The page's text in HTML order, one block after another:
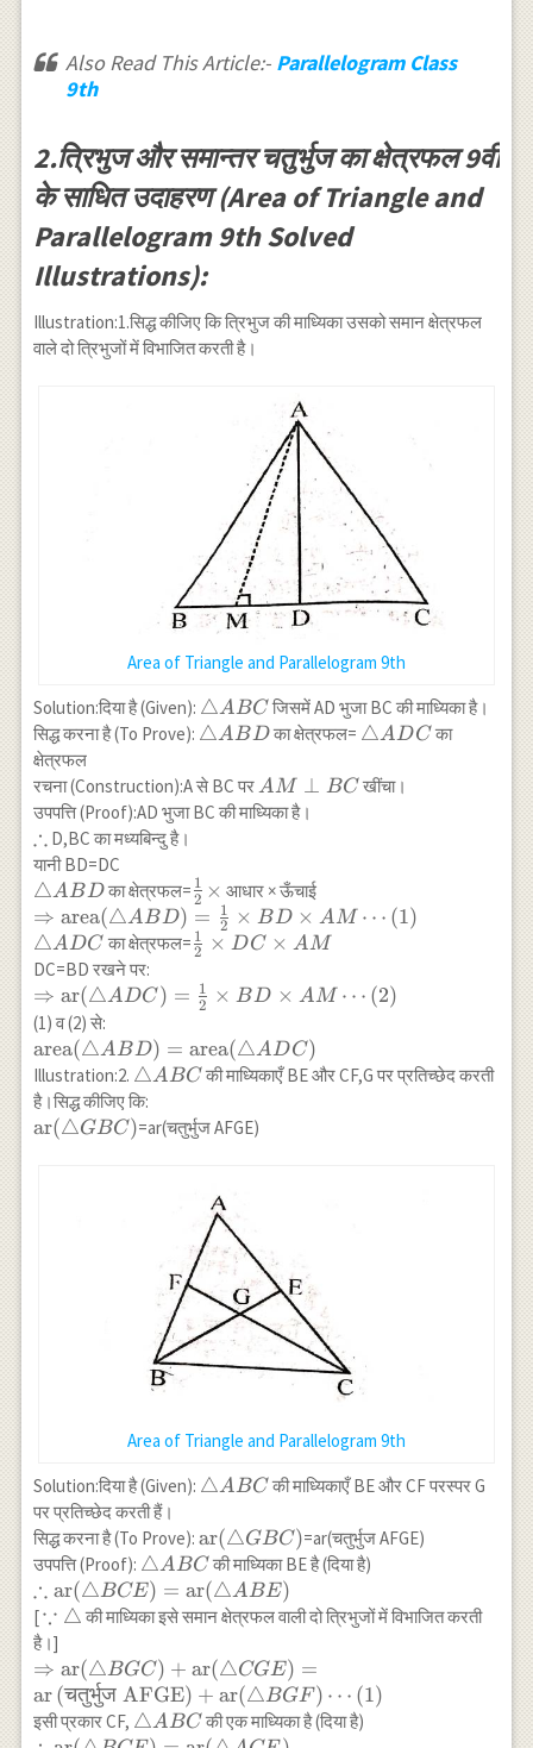
Also Read This Article:- Parallelogram Class
9th
2.त्रिभुज और समान्तर चतुर्भुज का क्षेत्रफल 9वीं
के साधित उदाहरण (Area of Triangle and
Parallelogram 9th Solved
Illustrations):
Illustration:1.सिद्ध कीजिए कि त्रिभुज की माध्यिका उसको समान क्षेत्रफल
वाले दो त्रिभुजों में विभाजित करती है।
Area of Triangle and Parallelogram 9th
Solution:दिया है (Given): \triangle
ABC
△ABC जिसमें AD भुजा BC की माध्यिका है।
सिद्ध करना है (To Prove): \triangle
△ABDका क्षेत्रफल= \triangle
△ADC का
क्षेत्रफल
रचना (Construction):A से BC परAM
\perp
AM ⊥ BC खींचा।
उपपत्ति (Proof):AD भुजा BC की माध्यिका है।
\therefore
∴ D,BC का मध्यबिन्दु है।
यानी BD=DC
\triangle
ABD
△ABDका क्षेत्रफल=\frac{1}
{2}
\times
2
1 × आधार × ऊँचाई
\Rightarrow
\operatorname{area}
(\triangle
ABD)=\frac{1}{2}
\times BD \times
AM \cdots(1) \\
\triangle ADC
⇒ area(△ABD) = 2
1 × BD × AM ⋯ (1)
△ADC का क्षेत्रफल=\frac{1}
\times
DC
\times
AM
2
1 × DC × AM
DC=BD रखने पर:
\Rightarrow
\operatorname{ar}
(\triangle
ADC)=\frac{1}
{2} \times BD
\times AM
\cdots(2)
⇒ ar(△ADC) = 2
1 × BD × AM ⋯ (2)
(1) व (2) से:
\operatorname{area}
(\triangle
ABD)=\operatorname{area}
(\triangle ADC)
area(△ABD) = area(△ADC)
Illustration:2. \triangle
ABC
△ABC की माध्यिकाएँ BE और CF,G पर प्रतिच्छेद करती
है।सिद्ध कीजिए कि:
\operatorname{ar}
ar(△GBC)=ar(चतुर्भुज AFGE)
Area of Triangle and Parallelogram 9th
Solution:दिया है (Given): \triangle
△ABC की माध्यिकाएँ BE और CF परस्पर G
पर प्रतिच्छेद करती हैं।
सिद्ध करना है (To Prove): \operatorname{ar}
(\triangle GBC)
ar(△GBC)=ar(चतुर्भुज AFGE)
उपपत्ति (Proof): \triangle
ABC
△ABC की माध्यिका BE है (दिया है)
\therefore
\operatorname{ar}
(\triangle
BCE)=\operatorname{ar}
(\triangle ABE)
∴ ar(△BCE) = ar(△ABE)
[\because
\triangle
∵ △ की माध्यिका इसे समान क्षेत्रफल वाली दो त्रिभुजों में विभाजित करती
है।]
\Rightarrow \operatorname{ar}
(\triangle BGC)+\operatorname{ar}
(\triangle
⇒ ar(△BGC) + ar(△CGE) =
ar(चतुर्भुजAFGE) + ar(△BGF ) ⋯ (1)
इसी प्रकार CF, \triangle
△ABC की एक माध्यिका है (दिया है)